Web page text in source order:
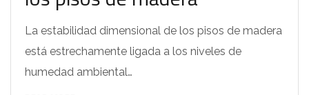
La estabilidad dimensional de los pisos de madera
está estrechamente ligada a los niveles de
humedad ambiental…